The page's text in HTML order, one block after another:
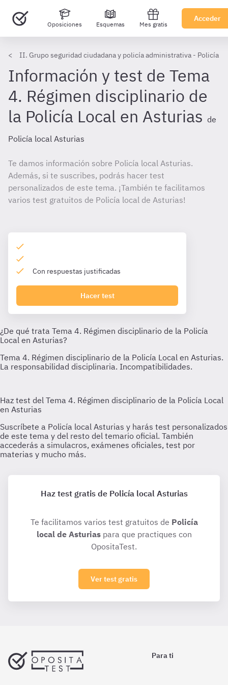
Oposiciones Esquemas Mes gratis
Acceder
II. Grupo seguridad ciudadana y policía administrativa - Policía
Información y test de Tema
4. Régimen disciplinario de
la Policía Local en Asturias de
Policía local Asturias
Te damos información sobre Policía local Asturias.
Además, si te suscribes, podrás hacer test
personalizados de este tema. ¡También te facilitamos
varios test gratuitos de Policía local de Asturias!
Con respuestas justificadas
Hacer test
Haz test gratis de Policía local Asturias
Te facilitamos varios test gratuitos de Policía
local de Asturiaspara que practiques con
OpositaTest.
Ver test gratis
Para ti